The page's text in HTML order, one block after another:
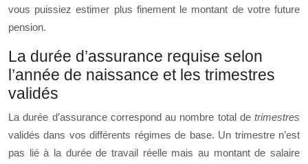
vous puissiez estimer plus finement le montant de votre future
pension.
La durée d’assurance requise selon
l’année de naissance et les trimestres
validés
La durée d’assurance correspond au nombre total de trimestres
validés dans vos différents régimes de base. Un trimestre n’est
pas lié à la durée de travail réelle mais au montant de salaire